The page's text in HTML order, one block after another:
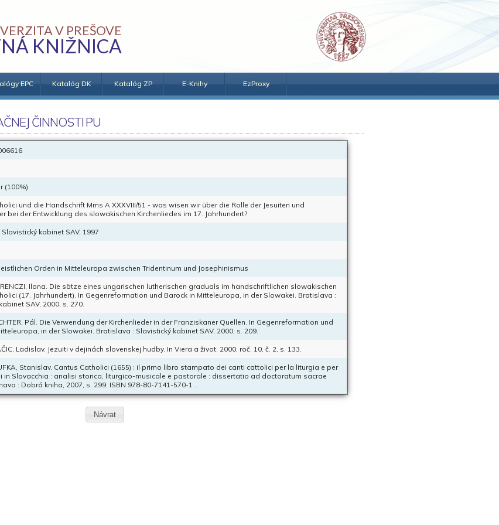
V PREŠOVE
KNIŽNICA
EPC Katalóg DK Katalóg ZP E-Knihy EzProxy
ČINNOSTI PU
(100%)
und die Handschrift Mms A XXXVIII/51 - was wisen wir über die Rolle der Jesuiten und
bei der Entwicklung des slowakischen Kirchenliedes im 17. Jahrhundert?
kabinet SAV, 1997
Orden in Mitteleuropa zwischen Tridentinum und Josephinismus
Ilona. Die sätze eines ungarischen lutherischen graduals im handschriftlichen slowakischen
(17. Jahrhundert). In Gegenreformation und Barock in Mitteleuropa, in der Slowakei. Bratislava :
SAV, 2000, s. 270.
Pál. Die Verwendung der Kirchenlieder in der Franziskaner Quellen. In Gegenreformation und
in der Slowakei. Bratislava : Slavistický kabinet SAV, 2000, s. 209.
Ladislav. Jezuiti v dejinách slovenskej hudby. In Viera a život. 2000, roč. 10, č. 2, s. 133.
Stanislav. Cantus Catholici (1655) : il primo libro stampato dei canti cattolici per la liturgia e per
in Slovacchia : analisi storica, liturgico-musicale e pastorale : dissertatio ad doctoratum sacrae
: Dobrá kniha, 2007, s. 299. ISBN 978-80-7141-570-1 .